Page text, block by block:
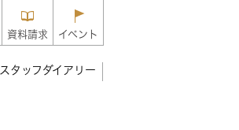
資料請求 イベント
スタッフダイアリー